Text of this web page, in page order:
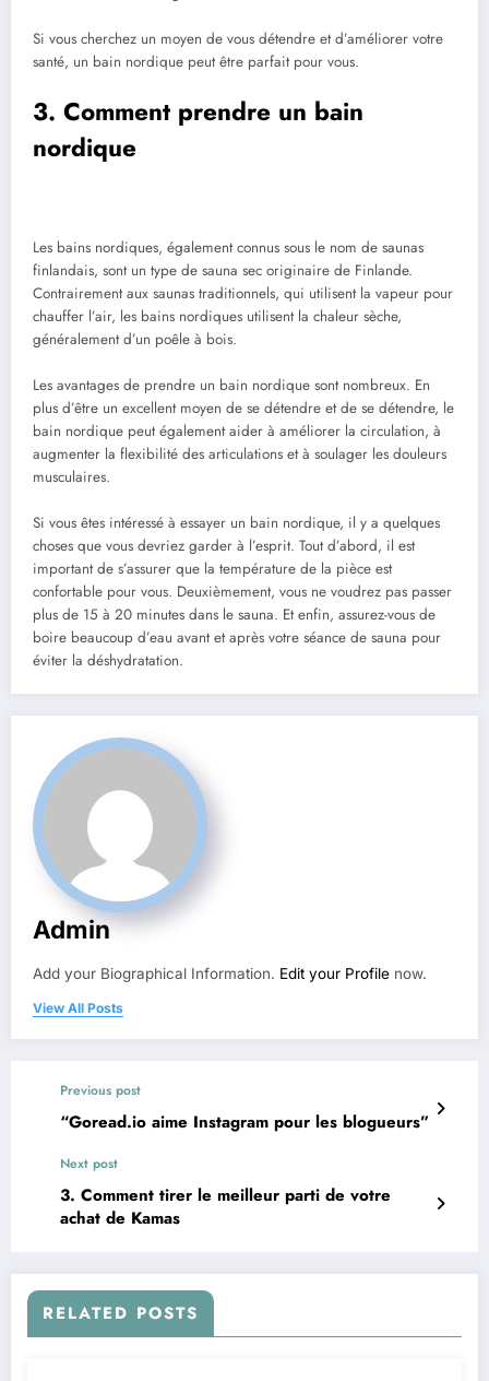
Si vous cherchez un moyen de vous détendre et d’améliorer votre
santé, un bain nordique peut être parfait pour vous.
3. Comment prendre un bain
nordique
Les bains nordiques, également connus sous le nom de saunas
finlandais, sont un type de sauna sec originaire de Finlande.
Contrairement aux saunas traditionnels, qui utilisent la vapeur pour
chauffer l’air, les bains nordiques utilisent la chaleur sèche,
généralement d’un poêle à bois.
Les avantages de prendre un bain nordique sont nombreux. En
plus d’être un excellent moyen de se détendre et de se détendre, le
bain nordique peut également aider à améliorer la circulation, à
augmenter la flexibilité des articulations et à soulager les douleurs
musculaires.
Si vous êtes intéressé à essayer un bain nordique, il y a quelques
choses que vous devriez garder à l’esprit. Tout d’abord, il est
important de s’assurer que la température de la pièce est
confortable pour vous. Deuxièmement, vous ne voudrez pas passer
plus de 15 à 20 minutes dans le sauna. Et enfin, assurez-vous de
boire beaucoup d’eau avant et après votre séance de sauna pour
éviter la déshydratation.
Admin
Add your Biographical Information. Edit your Profile now.
View All Posts
Previous post
“Goread.io aime Instagram pour les blogueurs”
Next post
3. Comment tirer le meilleur parti de votre
achat de Kamas
RELATED POSTS